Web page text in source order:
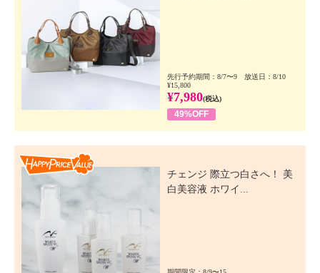
先行予約期間：8/7〜9 放送日：8/10
¥15,800
¥7,980(税込)
49%OFF
チェンジ 際立つ白さへ！ 美
白美容液 ホワイ...